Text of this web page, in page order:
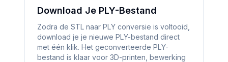
Download Je PLY-Bestand
Zodra de STL naar PLY conversie is voltooid,
download je je nieuwe PLY-bestand direct
met één klik. Het geconverteerde PLY-
bestand is klaar voor 3D-printen, bewerking